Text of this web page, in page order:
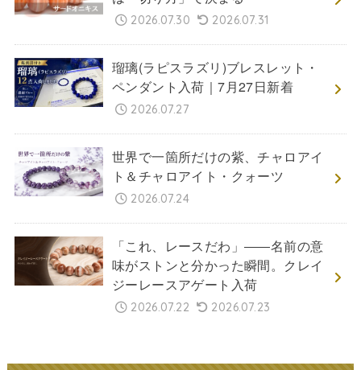
2026.07.30 2026.07.31
瑠璃(ラピスラズリ)ブレスレット・
ペンダント入荷｜7月27日新着
2026.07.27
世界で一箇所だけの紫、チャロアイ
ト＆チャロアイト・クォーツ
2026.07.24
「これ、レースだわ」――名前の意
味がストンと分かった瞬間。クレイ
ジーレースアゲート入荷
2026.07.22 2026.07.23